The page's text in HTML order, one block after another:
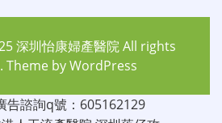
深圳怡康婦產醫院All rights
Theme byWordPress
告諮詢q號：605162129